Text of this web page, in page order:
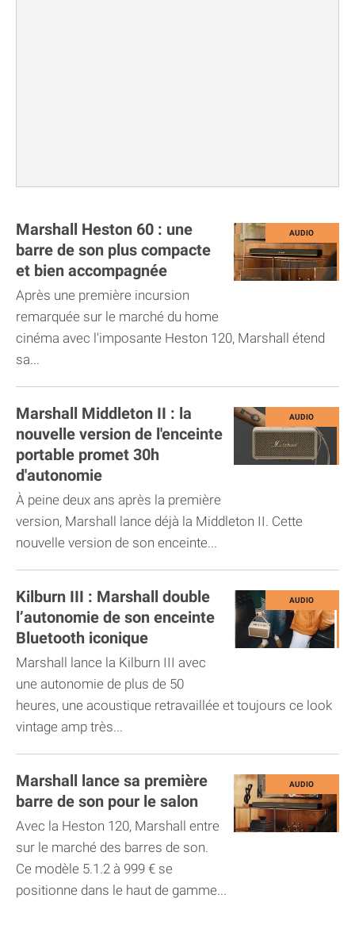
Marshall Heston 60 : une
barre de son plus compacte
et bien accompagnée
Après une première incursion
remarquée sur le marché du home
cinéma avec l'imposante Heston 120, Marshall étend
sa...
Marshall Middleton II : la
nouvelle version de l'enceinte
portable promet 30h
d'autonomie
À peine deux ans après la première
version, Marshall lance déjà la Middleton II. Cette
nouvelle version de son enceinte...
Kilburn III : Marshall double
l’autonomie de son enceinte
Bluetooth iconique
Marshall lance la Kilburn III avec
une autonomie de plus de 50
heures, une acoustique retravaillée et toujours ce look
vintage amp très...
Marshall lance sa première
barre de son pour le salon
Avec la Heston 120, Marshall entre
sur le marché des barres de son.
Ce modèle 5.1.2 à 999 € se
positionne dans le haut de gamme...